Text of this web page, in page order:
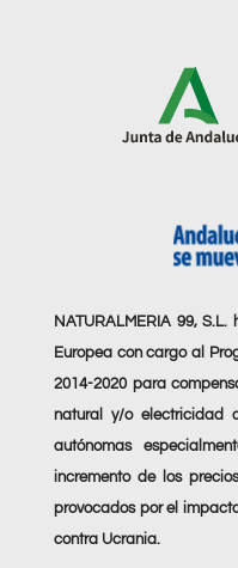
NATURALMERIA 99,
Europea con cargo al
2014-2020 para
natural y/o electricidad
autónomas
incremento de los
provocados por el
contra Ucrania.